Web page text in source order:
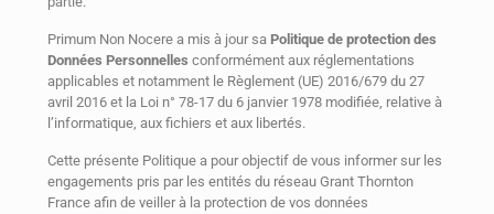
Primum Non Nocere a mis à jour sa Politique de protection des
Données Personnelles conformément aux réglementations
applicables et notamment le Règlement (UE) 2016/679 du 27
avril 2016 et la Loi n° 78-17 du 6 janvier 1978 modifiée, relative à
l’informatique, aux fichiers et aux libertés.
Cette présente Politique a pour objectif de vous informer sur les
engagements pris par les entités du réseau Grant Thornton
France afin de veiller à la protection de vos données